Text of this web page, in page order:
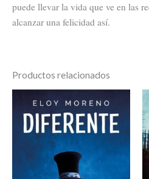
puede llevar la vida que ve en las
alcanzar una felicidad así.
Productos relacionados